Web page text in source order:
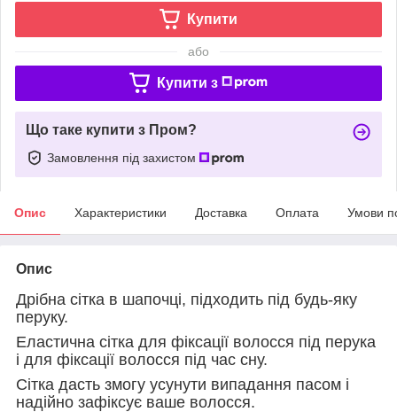
Купити
або
Купити з
Що таке купити з Пром?
Замовлення під захистом
Опис Характеристики Доставка Оплата Умови
Опис
Дрібна сітка в шапочці, підходить під будь-яку
перуку.
Еластична сітка для фіксації волосся під перука
і для фіксації волосся під час сну.
Сітка дасть змогу усунути випадання пасом і
надійно зафіксує ваше волосся.